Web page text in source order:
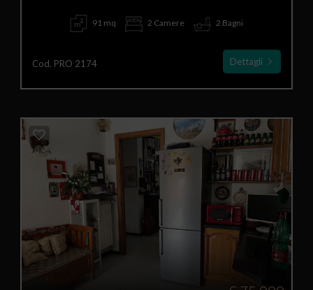
91 mq 2 Camere 2 Bagni
Cod. PRO 2174 Dettagli